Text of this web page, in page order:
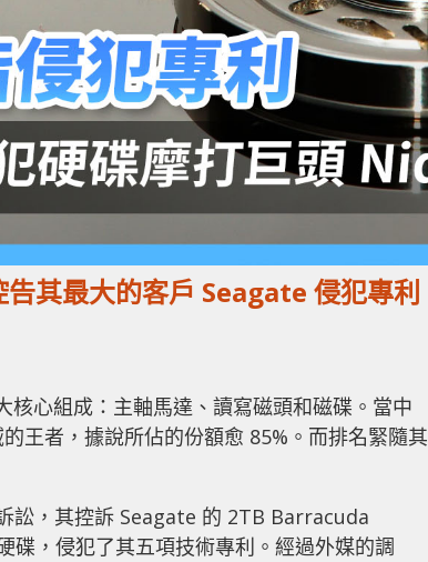
其最大的客戶 Seagate 侵犯專利
心組成：主軸馬達、讀寫磁頭和磁碟。當中
王者，據說所佔的份額愈 85%。而排名緊隨其
訟，其控訴 Seagate 的 2TB Barracuda
，侵犯了其五項技術專利。經過外媒的調